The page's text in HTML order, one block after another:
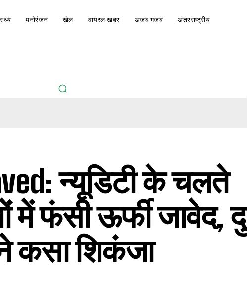
मनोरंजन खेल वायरल खबर अजब गजब अंतरराष्ट्रीय
न्यूडिटी के चलते
में फंसी ऊर्फी जावेद,
कसा शिकंजा